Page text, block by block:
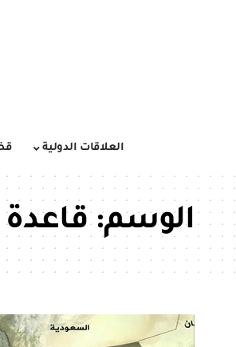
العلاقات الدولية
الوسم:قاعدة